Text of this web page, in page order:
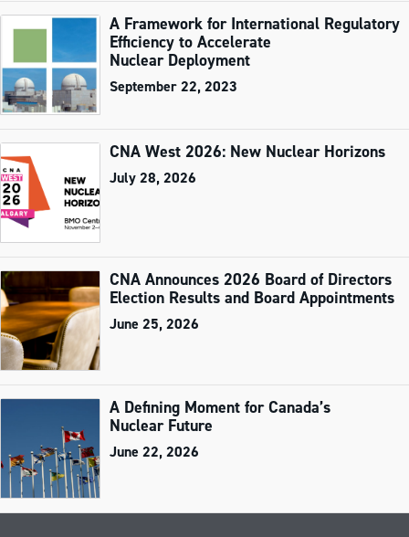
A Framework for International Regulatory
Efficiency to Accelerate
Nuclear Deployment
September 22, 2023
CNA West 2026: New Nuclear Horizons
July 28, 2026
CNA Announces 2026 Board of Directors
Election Results and Board Appointments
June 25, 2026
A Defining Moment for Canada’s
Nuclear Future
June 22, 2026